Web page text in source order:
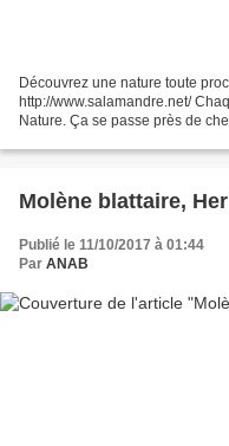
Découvrez une nature toute
http://www.salamandre.net/
Nature. Ça se passe près de
Molène blattaire,
Publié le 11/10/2017 à 01:44
Par ANAB